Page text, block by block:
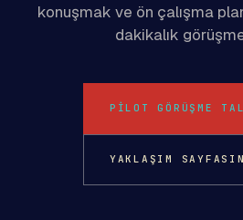
konuşmak ve ön çalışma
dakikalık
PILOT GÖRÜŞME
YAKLAŞIM